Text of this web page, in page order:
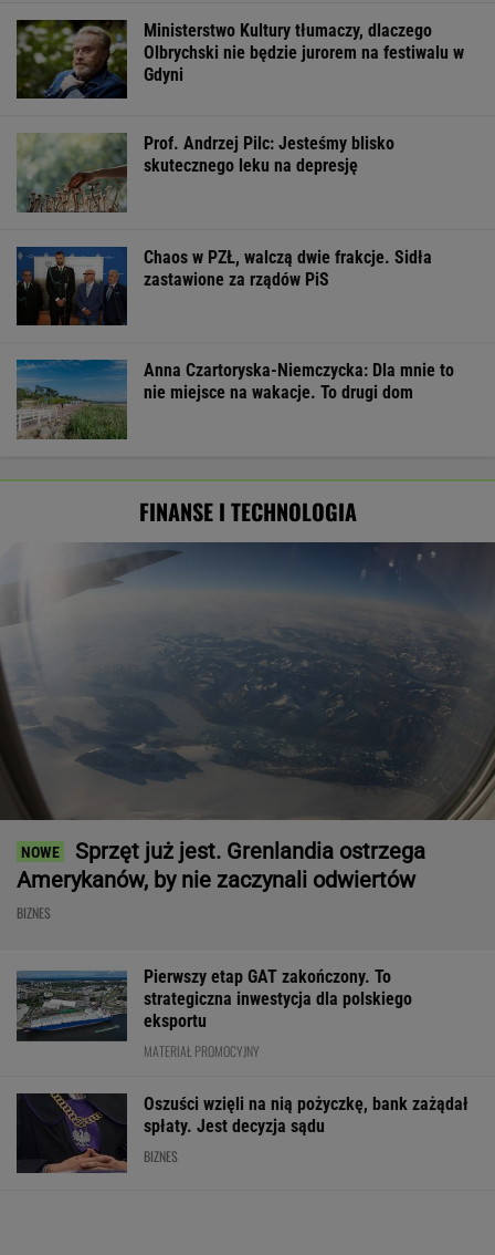
Ministerstwo Kultury tłumaczy, dlaczego
Olbrychski nie będzie jurorem na festiwalu w
Gdyni
Prof. Andrzej Pilc: Jesteśmy blisko
skutecznego leku na depresję
Chaos w PZŁ, walczą dwie frakcje. Sidła
zastawione za rządów PiS
Anna Czartoryska-Niemczycka: Dla mnie to
nie miejsce na wakacje. To drugi dom
FINANSE I TECHNOLOGIA
Sprzęt już jest. Grenlandia ostrzega
Amerykanów, by nie zaczynali odwiertów
BIZNES
Pierwszy etap GAT zakończony. To
strategiczna inwestycja dla polskiego
eksportu
MATERIAŁ PROMOCYJNY
Oszuści wzięli na nią pożyczkę, bank zażądał
spłaty. Jest decyzja sądu
BIZNES